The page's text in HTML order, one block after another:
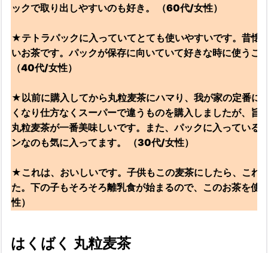
ックで取り出しやすいのも好き。 （60代/女性）
★テトラパックに入っていてとても使いやすいです。昔懐
いお茶です。パックが保存に向いていて好きな時に使うこ
（40代/女性）
★以前に購入してから丸粒麦茶にハマり、我が家の定番に
くなり仕方なくスーパーで違うものを購入しましたが、旨
丸粒麦茶が一番美味しいです。また、パックに入っている
ンなのも気に入ってます。 （30代/女性）
★これは、おいしいです。子供もこの麦茶にしたら、これ
た。下の子もそろそろ離乳食が始まるので、このお茶を使
性）
はくばく 丸粒麦茶